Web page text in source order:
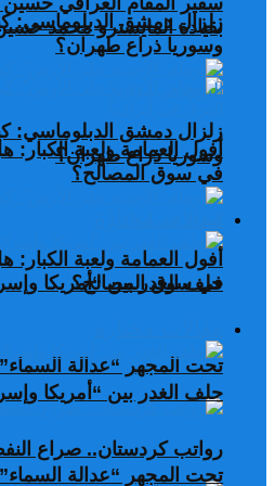
زلزال دمشق الدبلوماسي:
وسوريا ذراع طهران؟
أفول العمامة ولعبة
في سوق المصالح؟
حلف الغدر بين “أمريكا
تحت المجهر “عدالة السماء”
رواتب كردستان.. صراع
بقيادة المايسترو محمد
زلزال دمشق الدبلوماسي:
وسوريا ذراع طهران؟
أفول العمامة ولعبة
في سوق المصالح؟
حلف الغدر بين “أمريكا
تحت المجهر “عدالة السماء”